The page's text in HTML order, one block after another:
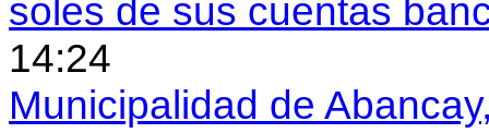
soles de sus cuentas
14:24
Municipalidad de